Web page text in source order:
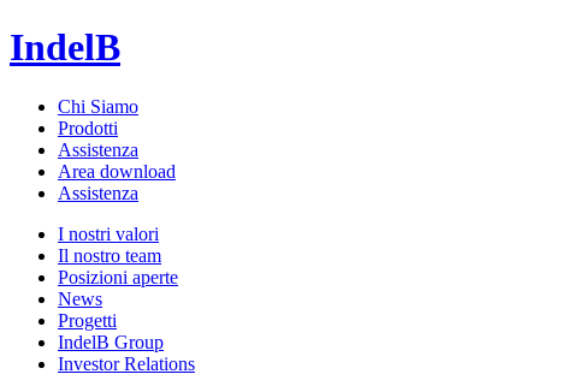
IndelB
Chi Siamo
Prodotti
Assistenza
Area download
Assistenza
I nostri valori
Il nostro team
Posizioni aperte
News
Progetti
IndelB Group
Investor Relations